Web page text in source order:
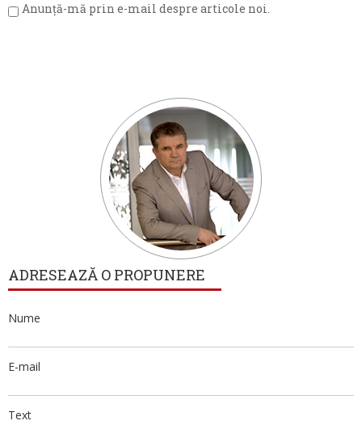
Anunță-mă prin e-mail despre articole noi.
ADRESEAZĂ O PROPUNERE
Nume
E-mail
Text